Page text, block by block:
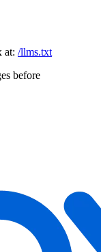
at: /llms.txt
before